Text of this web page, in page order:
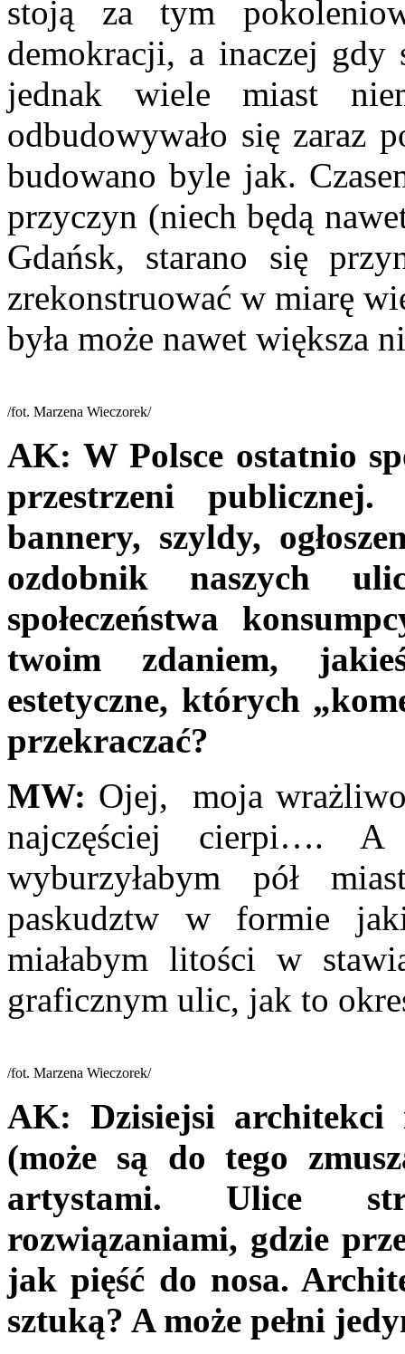
stoją za tym
demokracji, a inaczej gdy
jednak wiele miast
odbudowywało się
budowano byle jak.
przyczyn (niech będą
Gdańsk, starano się
zrekonstruować w miarę
była może nawet większa
/fot. Marzena Wieczorek/
AK: W Polsce ostatnio
przestrzeni
bannery, szyldy,
ozdobnik naszych
społeczeństwa
twoim zdaniem,
estetyczne, których
przekraczać?
MW: Ojej, moja
najczęściej cierpi….
wyburzyłabym pół
paskudztw w formie
miałabym litości w
graficznym ulic, jak to
/fot. Marzena Wieczorek/
AK: Dzisiejsi architekci
(może są do tego
artystami. Ulice
rozwiązaniami, gdzie
jak pięść do nosa.
sztuką? A może pełni